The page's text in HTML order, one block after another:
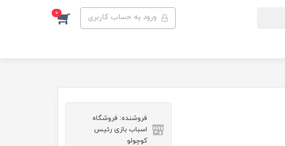
ورود به حساب کاربری 0
فروشنده: فروشگاه
اسباب بازی رئیس
کوچولو